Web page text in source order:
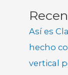
Así es
hecho
vertical